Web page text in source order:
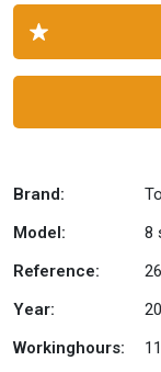
Brand:
Model:
8
Reference:
Year:
Workinghours: